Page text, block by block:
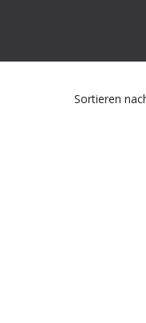
Sortieren